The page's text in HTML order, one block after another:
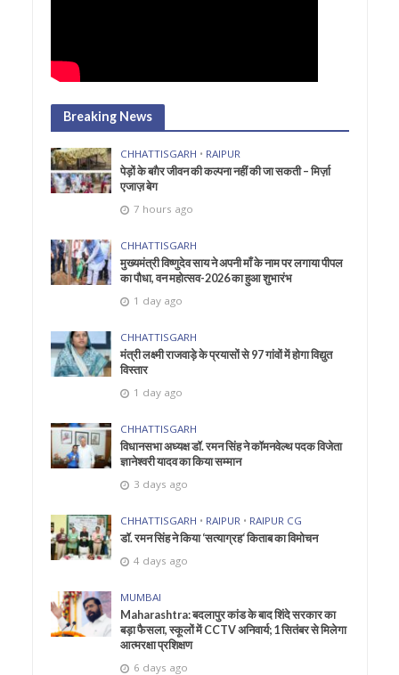
Breaking News
CHHATTISGARH • RAIPUR
पेड़ों के बग़ैर जीवन की कल्पना नहीं की जा सकती – मिर्ज़ा
एजाज़ बेग
7 hours ago
CHHATTISGARH
मुख्यमंत्री विष्णुदेव साय ने अपनी माँ के नाम पर लगाया पीपल
का पौधा, वन महोत्सव-2026 का हुआ शुभारंभ
1 day ago
CHHATTISGARH
मंत्री लक्ष्मी राजवाड़े के प्रयासों से 97 गांवों में होगा विद्युत
विस्तार
1 day ago
CHHATTISGARH
विधानसभा अध्यक्ष डॉ. रमन सिंह ने कॉमनवेल्थ पदक विजेता
ज्ञानेश्वरी यादव का किया सम्मान
3 days ago
CHHATTISGARH • RAIPUR • RAIPUR CG
डॉ. रमन सिंह ने किया ‘सत्याग्रह‘ किताब का विमोचन
4 days ago
MUMBAI
Maharashtra: बदलापुर कांड के बाद शिंदे सरकार का
बड़ा फैसला, स्कूलों में CCTV अनिवार्य; 1 सितंबर से मिलेगा
आत्मरक्षा प्रशिक्षण
6 days ago